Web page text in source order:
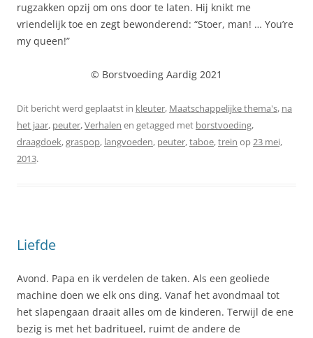
rugzakken opzij om ons door te laten. Hij knikt me
vriendelijk toe en zegt bewonderend: “Stoer, man! … You’re
my queen!”
© Borstvoeding Aardig 2021
Dit bericht werd geplaatst in kleuter, Maatschappelijke thema's, na
het jaar, peuter,Verhalen en getagged met borstvoeding,
draagdoek,graspop, langvoeden, peuter,taboe,trein op23 mei,
2013.
Liefde
Avond. Papa en ik verdelen de taken. Als een geoliede
machine doen we elk ons ding. Vanaf het avondmaal tot
het slapengaan draait alles om de kinderen. Terwijl de ene
bezig is met het badritueel, ruimt de andere de